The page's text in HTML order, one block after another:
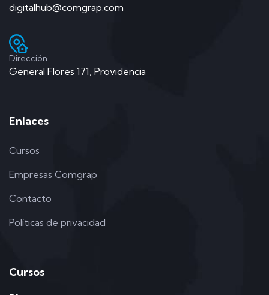
digitalhub@comgrap.com
Dirección
General Flores 171, Providencia
Enlaces
Cursos
Empresas Comgrap
Contacto
Políticas de privacidad
Cursos